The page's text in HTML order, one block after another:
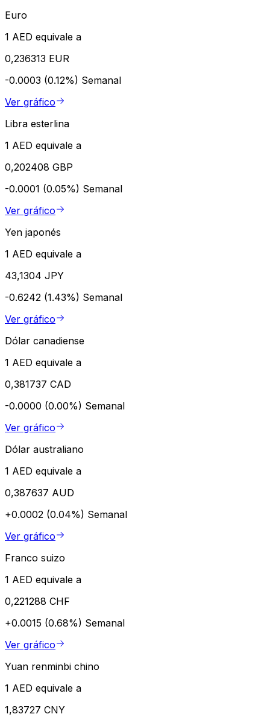
Euro
1 AED equivale a
0,236313 EUR
-0.0003 (0.12%) Semanal
Ver gráfico
Libra esterlina
1 AED equivale a
0,202408 GBP
-0.0001 (0.05%) Semanal
Ver gráfico
Yen japonés
1 AED equivale a
43,1304 JPY
-0.6242 (1.43%) Semanal
Ver gráfico
Dólar canadiense
1 AED equivale a
0,381737 CAD
-0.0000 (0.00%) Semanal
Ver gráfico
Dólar australiano
1 AED equivale a
0,387637 AUD
+0.0002 (0.04%) Semanal
Ver gráfico
Franco suizo
1 AED equivale a
0,221288 CHF
+0.0015 (0.68%) Semanal
Ver gráfico
Yuan renminbi chino
1 AED equivale a
1,83727 CNY